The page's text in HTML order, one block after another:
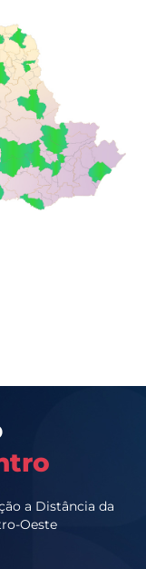
a Distância da
Oeste